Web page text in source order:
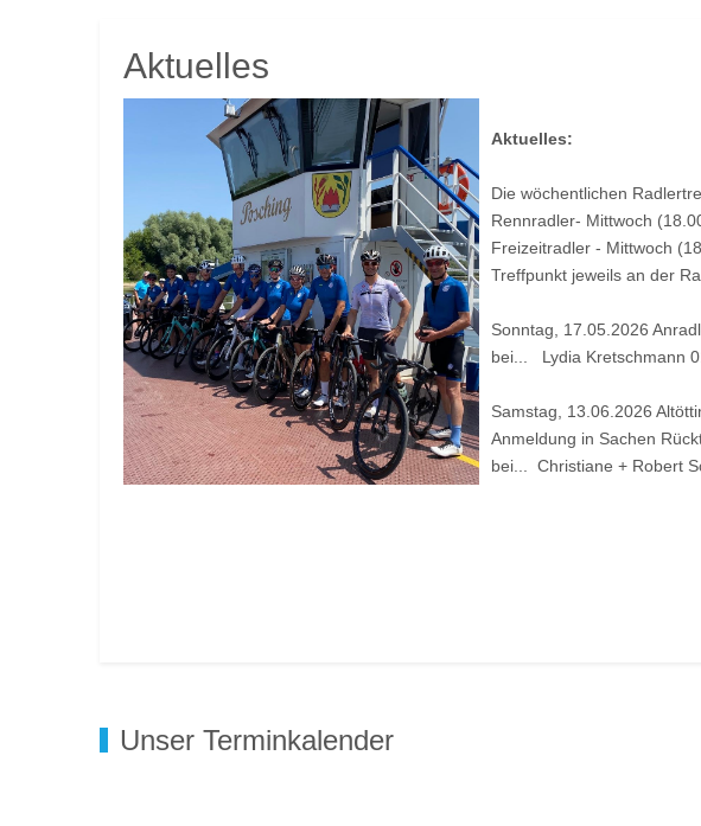
Aktuelles
Aktuelles:
Die wöchentlichen
Rennradler- Mittwoch
Freizeitradler - Mittwoch
Treffpunkt jeweils an der
Sonntag, 17.05.2026
bei... Lydia Kretschmann
Samstag, 13.06.2026
Anmeldung in Sachen
bei... Christiane + Robert
Unser Terminkalender